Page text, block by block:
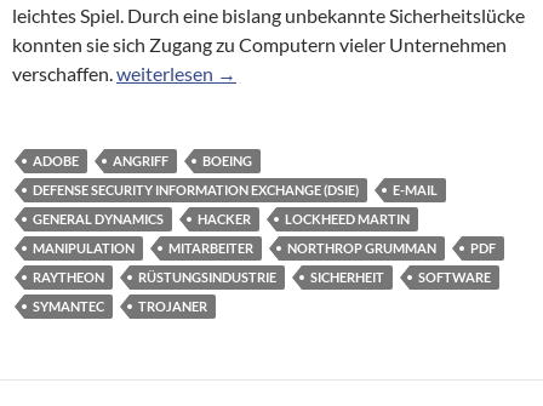
leichtes Spiel. Durch eine bislang unbekannte Sicherheitslücke
konnten sie sich Zugang zu Computern vieler Unternehmen
verschaffen.Sicherheitslücke: PDF-Dokument öffnete Hackern
weiterlesen →
ADOBE ANGRIFF
BOEING
DEFENSE SECURITY INFORMATION EXCHANGE (DSIE)
E-MAIL
GENERAL DYNAMICS
HACKER
LOCKHEED MARTIN
MANIPULATION
MITARBEITER NORTHROP GRUMMAN
PDF
RAYTHEON
RÜSTUNGSINDUSTRIE SICHERHEIT
SOFTWARE
SYMANTEC
TROJANER